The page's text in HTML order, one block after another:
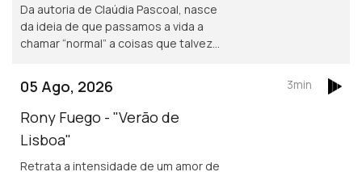
Da autoria de Claúdia Pascoal, nasce
da ideia de que passamos a vida a
chamar “normal” a coisas que talvez
05 Ago, 2026
Rony Fuego - "Verão de
Lisboa"
Retrata a intensidade de um amor de
3min